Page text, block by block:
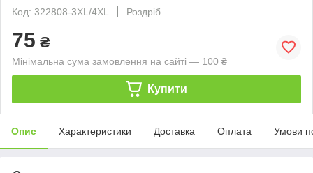
Код: 322808-3XL/4XL
Роздріб
75 ₴
Мінімальна сума замовлення на сайті — 100 ₴
Купити
Опис Характеристики Доставка Оплата Умови